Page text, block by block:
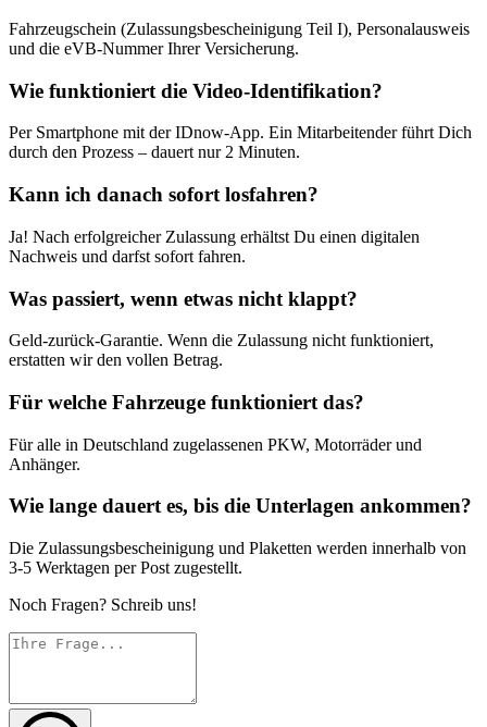
Fahrzeugschein (Zulassungsbescheinigung Teil I), Personalausweis
und die eVB-Nummer Ihrer Versicherung.
Wie funktioniert die Video-Identifikation?
Per Smartphone mit der IDnow-App. Ein Mitarbeitender führt Dich
durch den Prozess – dauert nur 2 Minuten.
Kann ich danach sofort losfahren?
Ja! Nach erfolgreicher Zulassung erhältst Du einen digitalen
Nachweis und darfst sofort fahren.
Was passiert, wenn etwas nicht klappt?
Geld-zurück-Garantie. Wenn die Zulassung nicht funktioniert,
erstatten wir den vollen Betrag.
Für welche Fahrzeuge funktioniert das?
Für alle in Deutschland zugelassenen PKW, Motorräder und
Anhänger.
Wie lange dauert es, bis die Unterlagen ankommen?
Die Zulassungsbescheinigung und Plaketten werden innerhalb von
3-5 Werktagen per Post zugestellt.
Noch Fragen? Schreib uns!